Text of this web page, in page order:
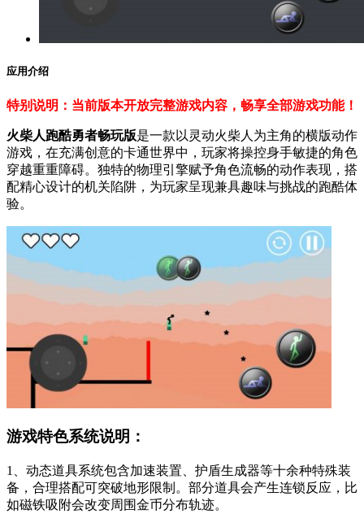
应用介绍
特别说明：当前版本开放完整游戏内容，畅享全部游戏功能！
火柴人跑酷勇者畅玩版是一款以灵动火柴人为主角的横版动作
游戏，在充满创意的卡通世界中，玩家将操控身手敏捷的角色
穿越重重障碍。独特的物理引擎赋予角色流畅的动作表现，搭
配精心设计的机关陷阱，为玩家呈现兼具趣味与挑战的跑酷体
验。
游戏特色系统说明：
1、动态道具系统包含加速装置、护盾生成器等十余种特殊装
备，合理搭配可突破地形限制。部分道具会产生连锁反应，比
如磁铁吸附会改变周围金币分布轨迹。